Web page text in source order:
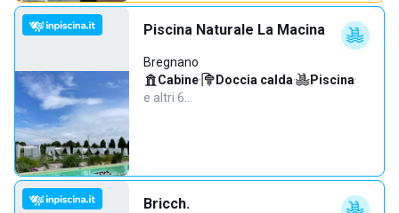
Piscina Naturale La Macina
Bregnano
Cabine· Doccia calda· Piscina·
e altri 6…
Bricch.